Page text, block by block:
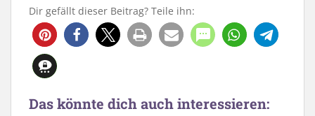
Dir gefällt dieser Beitrag? Teile ihn:
Das könnte dich auch interessieren: